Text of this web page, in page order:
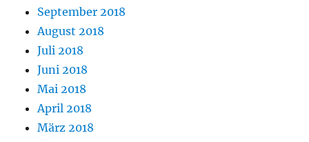
September 2018
August 2018
Juli 2018
Juni 2018
Mai 2018
April 2018
März 2018